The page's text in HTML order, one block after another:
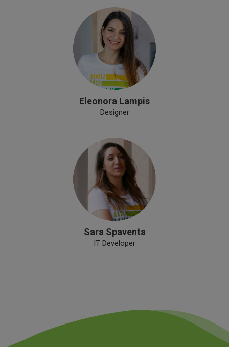
Eleonora Lampis
Designer
Sara Spaventa
IT Developer